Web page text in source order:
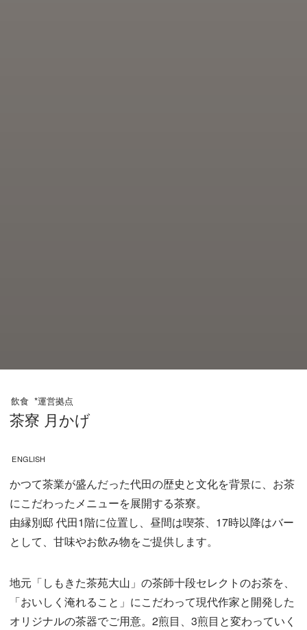
飲食 *運営拠点
茶寮 月かげ
ENGLISH
かつて茶業が盛んだった代田の歴史と文化を背景に、お茶
にこだわったメニューを展開する茶寮。
由縁別邸 代田1階に位置し、昼間は喫茶、17時以降はバー
として、甘味やお飲み物をご提供します。
地元「しもきた茶苑大山」の茶師十段セレクトのお茶を、
「おいしく淹れること」にこだわって現代作家と開発した
オリジナルの茶器でご用意。2煎目、3煎目と変わっていく